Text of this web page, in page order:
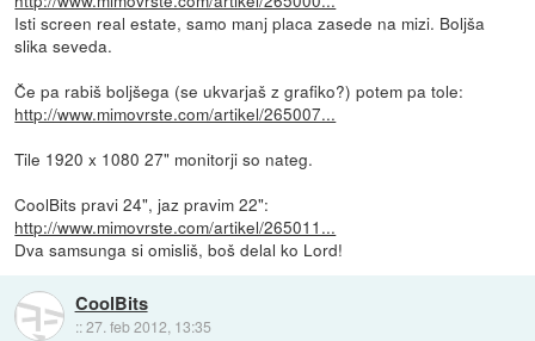
Isti screen real estate, samo manj placa zasede na mizi. Boljša
slika seveda.
Če pa rabiš boljšega (se ukvarjaš z grafiko?) potem pa tole:
http://www.mimovrste.com/artikel/265007...
Tile 1920 x 1080 27" monitorji so nateg.
CoolBits pravi 24", jaz pravim 22":
http://www.mimovrste.com/artikel/265011...
Dva samsunga si omisliš, boš delal ko Lord!
CoolBits
::27. feb 2012, 13:35